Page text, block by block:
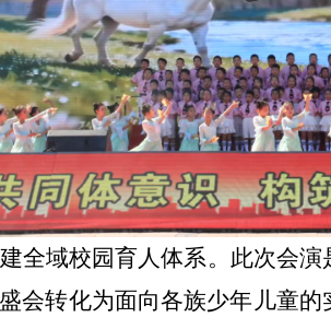
全域校园育人体系。 此次会演
会转化为面向各族少年儿童